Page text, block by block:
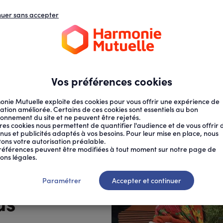
femmes :
Vos préférences cookies
Mutuelle exploite des cookies pour vous offrir une expérience de
améliorée. Certains de ces cookies sont essentiels au bon
du site et ne peuvent être rejetés.
cookies nous permettent de quantifier l'audience et de vous offrir
et publicités adaptés à vos besoins. Pour leur mise en place, nous
votre autorisation préalable.
peuvent être modifiées à tout moment sur notre page de
légales.
sans accepter
Paramétrer Accepter et continuer